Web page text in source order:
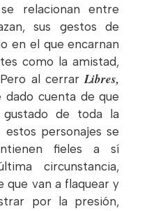
relacionan entre
sus gestos de
en el que encarnan
como la amistad,
al cerrarLibres,
dado cuenta de que
de toda la
personajes se
fieles a sí
circunstancia,
que van a flaquear y
por la presión,